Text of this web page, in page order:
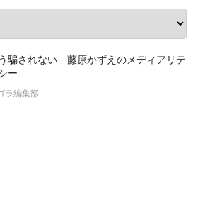
騙されない 藤原かずえのメディアリテ
ー
ラ編集部